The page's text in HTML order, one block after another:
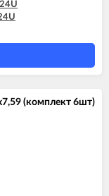
(комплект 6шт)